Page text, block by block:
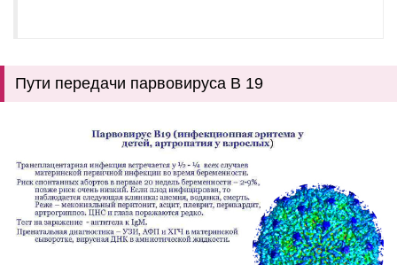
Пути передачи парвовируса В 19